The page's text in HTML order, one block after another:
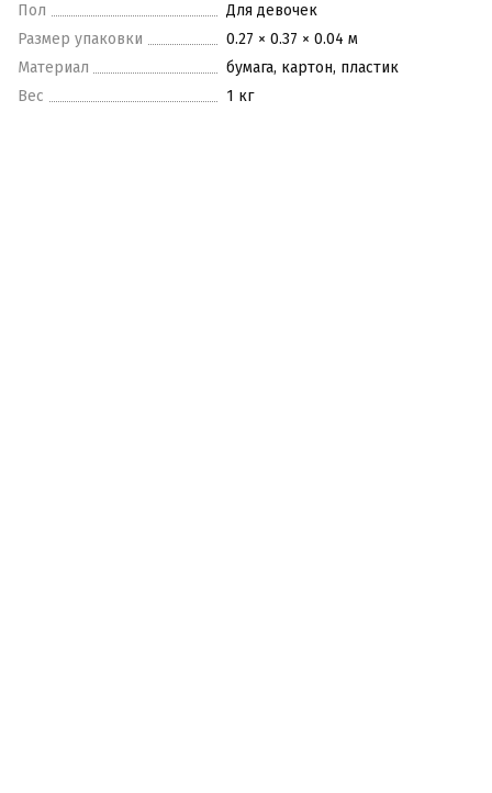
Пол
Для девочек
Размер упаковки
0.27 × 0.37 × 0.04 м
Материал
бумага, картон, пластик
Вес
1 кг